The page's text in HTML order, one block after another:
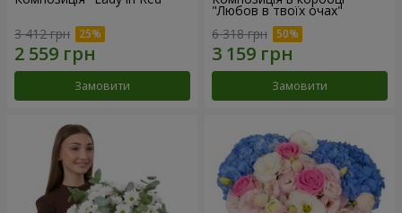
3 412 грн
Замовити
"Любов в твоїх очах"
6 318 грн
Замовити